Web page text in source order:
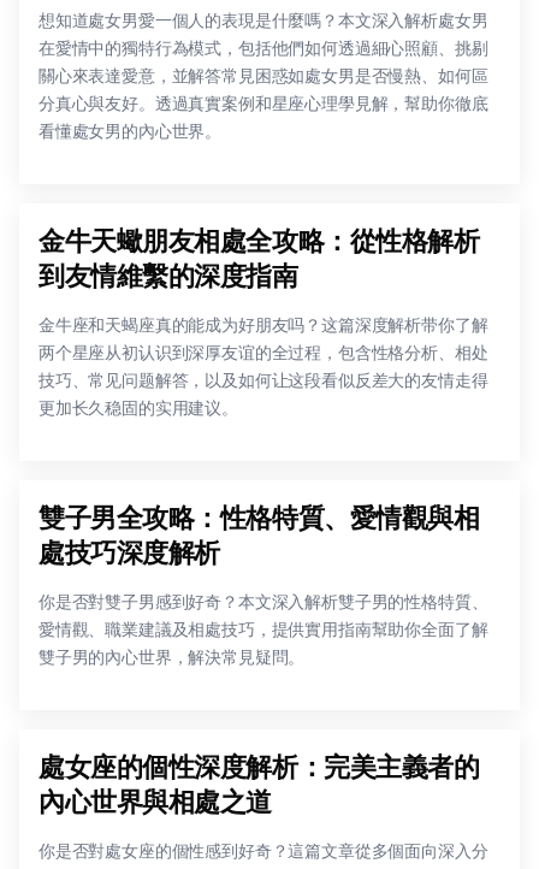
想知道處女男愛一個人的表現是什麼嗎？本文深入解析處女男
在愛情中的獨特行為模式，包括他們如何透過細心照顧、挑剔
關心來表達愛意，並解答常見困惑如處女男是否慢熱、如何區
分真心與友好。透過真實案例和星座心理學見解，幫助你徹底
看懂處女男的內心世界。
金牛天蠍朋友相處全攻略：從性格解析
到友情維繫的深度指南
金牛座和天蝎座真的能成为好朋友吗？这篇深度解析带你了解
两个星座从初认识到深厚友谊的全过程，包含性格分析、相处
技巧、常见问题解答，以及如何让这段看似反差大的友情走得
更加长久稳固的实用建议。
雙子男全攻略：性格特質、愛情觀與相
處技巧深度解析
你是否對雙子男感到好奇？本文深入解析雙子男的性格特質、
愛情觀、職業建議及相處技巧，提供實用指南幫助你全面了解
雙子男的內心世界，解決常見疑問。
處女座的個性深度解析：完美主義者的
內心世界與相處之道
你是否對處女座的個性感到好奇？這篇文章從多個面向深入分